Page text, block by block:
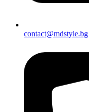
contact@mdstyle.bg